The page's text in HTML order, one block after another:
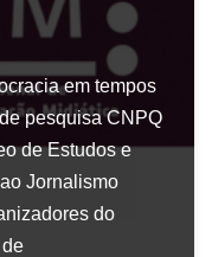
em tempos
pesquisa CNPQ
de Estudos e
Jornalismo
do